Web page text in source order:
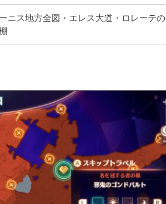
ニス地方全図・エレス大道・ロレーテの